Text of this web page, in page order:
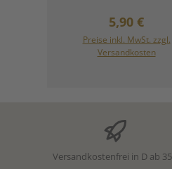
Doch was war das? Eine
Zipfelmütze? Das
unser fruchtig-
Zutaten:Apfelstücke
Säuerungsmittel:
Zitronensäure),
Karottenstücke, Rote
Regulärer
5,90 €
Preise inkl. MwSt. zzgl.
Versandkosten
Versandkostenfrei in D ab